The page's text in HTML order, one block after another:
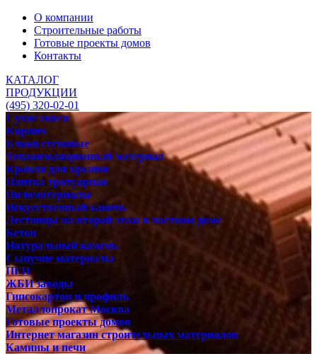
О компании
Строительные работы
Готовые проекты домов
Контакты
КАТАЛОГ
ПРОДУКЦИИ
(495) 320-02-01
Сухие смеси
Кирпич
Блоки стеновые
Теплоизоляционный материал
Кровля для крыши
Плитка тротуарная
Пиломатериалы
Искусственный камень
Лестницы на второй этаж в частном доме
Бетон
Натуральный камень
Сыпучие материалы
ПГП
ЖБИ заводы
Гипсокартон и профиль
Металлопрокат Москва
Готовые проекты домов
Интернет магазин строительных материалов
Камины и печи